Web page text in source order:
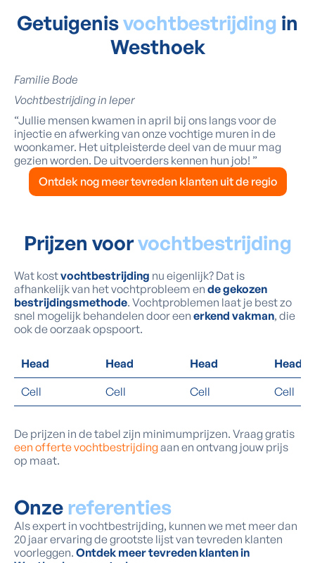
Getuigenisvochtbestrijding in
Westhoek
Familie Bode
Vochtbestrijding in Ieper
“Jullie mensen kwamen in april bij ons langs voor de
injectie en afwerking van onze vochtige muren in de
woonkamer. Het uitpleisterde deel van de muur mag
gezien worden. De uitvoerders kennen hun job! ”
Ontdek nog meer tevreden klanten uit de regio
Prijzen voorvochtbestrijding
Wat kostvochtbestrijding nu eigenlijk? Dat is
afhankelijk van het vochtprobleem en de gekozen
bestrijdingsmethode. Vochtproblemen laat je best zo
snel mogelijk behandelen door een erkend vakman, die
ook de oorzaak opspoort.
Head Head Head
Head
Cell
Cell Cell Cell
De prijzen in de tabel zijn minimumprijzen. Vraag gratis
een offerte vochtbestrijding aan en ontvang jouw prijs
op maat.
Onze referenties
Als expert in vochtbestrijding, kunnen we met meer dan
20 jaar ervaring de grootste lijst van tevreden klanten
voorleggen. Ontdek meer tevreden klanten in